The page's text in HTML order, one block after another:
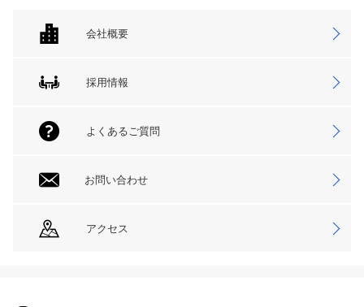
会社概要
採用情報
よくあるご質問
お問い合わせ
アクセス